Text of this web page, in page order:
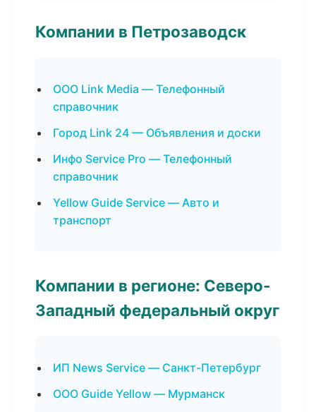
Компании в Петрозаводск
ООО Link Media — Телефонный
справочник
Город Link 24 — Объявления и доски
Инфо Service Pro — Телефонный
справочник
Yellow Guide Service — Авто и
транспорт
Компании в регионе: Северо-
Западный федеральный округ
ИП News Service — Санкт-Петербург
ООО Guide Yellow — Мурманск